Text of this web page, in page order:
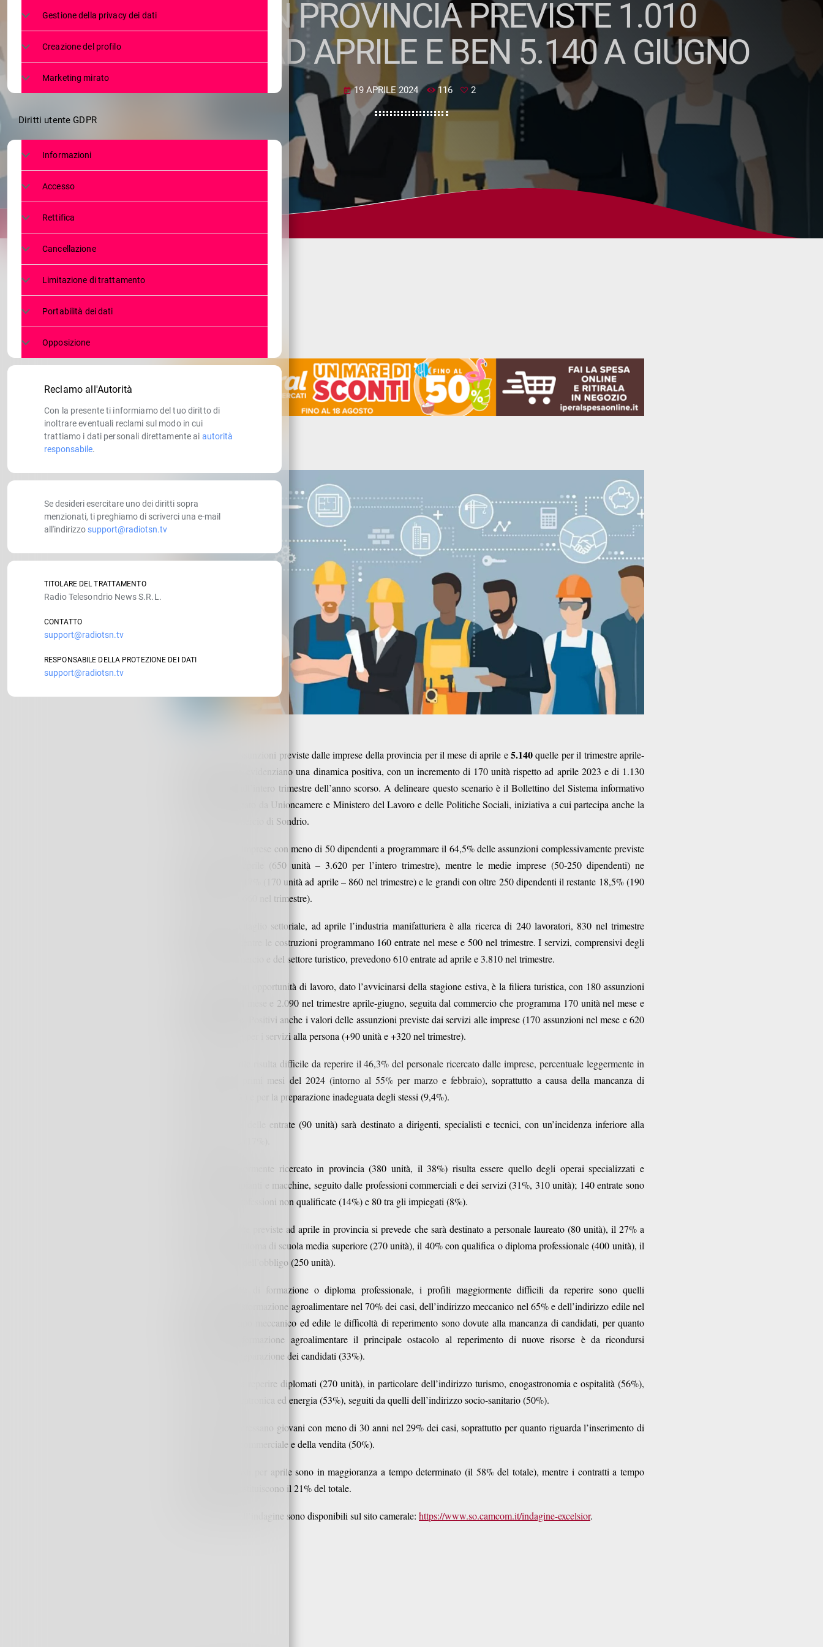
LAVORO, IN PROVINCIA PREVISTE 1.010
ASSUNZIONI AD APRILE E BEN 5.140 A GIUGNO
today 19 APRILE 2024 116 2
le assunzioni previste dalle imprese della provincia per il mese di aprile e5.140quelle per il trimestre aprile-
giugno. Tali dati evidenziano una dinamica positiva, con un incremento di 170 unità rispetto ad aprile 2023 e di 1.130
con riferimento all’intero trimestre dell’anno scorso. A delineare questo scenario è il Bollettino del Sistema informativo
Excelsior, realizzato da Unioncamere e Ministero del Lavoro e delle Politiche Sociali, iniziativa a cui partecipa anche la
Camera di commercio di Sondrio.
Sono le piccole imprese con meno di 50 dipendenti a programmare il 64,5% delle assunzioni complessivamente previste
per il mese di aprile (650 unità – 3.620 per l’intero trimestre), mentre le medie imprese (50-250 dipendenti) ne
programmano il 17% (170 unità ad aprile – 860 nel trimestre) e le grandi con oltre 250 dipendenti il restante 18,5% (190
unità ad aprile e 660 nel trimestre).
Entrando nel dettaglio settoriale, ad aprile l’industria manifatturiera è alla ricerca di 240 lavoratori, 830 nel trimestre
aprile-giugno, mentre le costruzioni programmano 160 entrate nel mese e 500 nel trimestre. I servizi, comprensivi degli
addetti del commercio e del settore turistico, prevedono 610 entrate ad aprile e 3.810 nel trimestre.
A creare maggiori opportunità di lavoro, dato l’avvicinarsi della stagione estiva, è la filiera turistica, con 180 assunzioni
programmate nel mese e 2.090 nel trimestre aprile-giugno, seguita dal commercio che programma 170 unità nel mese e
780 nel trimestre. Positivi anche i valori delle assunzioni previste dai servizi alle imprese (170 assunzioni nel mese e 620
per il trimestre) e per i servizi alla persona (+90 unità e +320 nel trimestre).
Nel mese di aprile risulta difficile da reperire il 46,3% del personale ricercato dalle imprese, percentuale leggermente in
calo rispetto ai primi mesi del 2024 (intorno al 55% per marzo e febbraio), soprattutto a causa della mancanza di
candidati (32,6%) e per la preparazione inadeguata degli stessi (9,4%).
Ad aprile, il 9% delle entrate (90 unità) sarà destinato a dirigenti, specialisti e tecnici, con un’incidenza inferiore alla
Il profilo maggiormente ricercato in provincia (380 unità, il 38%) risulta essere quello degli operai specializzati e
conduttori di impianti e macchine, seguito dalle professioni commerciali e dei servizi (31%, 310 unità); 140 entrate sono
previste per le professioni non qualificate (14%) e 80 tra gli impiegati (8%).
L’8% delle entrate previste ad aprile in provincia si prevede che sarà destinato a personale laureato (80 unità), il 27% a
personale con diploma di scuola media superiore (270 unità), il 40% con qualifica o diploma professionale (400 unità), il
25% con scuola dell’obbligo (250 unità).
Tra le qualifiche di formazione o diploma professionale, i profili maggiormente difficili da reperire sono quelli
dell’indirizzo trasformazione agroalimentare nel 70% dei casi, dell’indirizzo meccanico nel 65% e dell’indirizzo edile nel
63%. Se in campo meccanico ed edile le difficoltà di reperimento sono dovute alla mancanza di candidati, per quanto
riguarda la trasformazione agroalimentare il principale ostacolo al reperimento di nuove risorse è da ricondursi
all’inadeguata preparazione dei candidati (33%).
Si fatica inoltre a reperire diplomati (270 unità), in particolare dell’indirizzo turismo, enogastronomia e ospitalità (56%),
meccanica, meccatronica ed energia (53%), seguiti da quelli dell’indirizzo socio-sanitario (50%).
Alle imprese interessano giovani con meno di 30 anni nel 29% dei casi, soprattutto per quanto riguarda l’inserimento di
figure nell’area commerciale e della vendita (50%).
I contratti proposti per aprile sono in maggioranza a tempo determinato (il 58% del totale), mentre i contratti a tempo
indeterminato costituiscono il 21% del totale.
Tutti i risultati dell’indagine sono disponibili sul sito camerale: https://www.so.camcom.it/indagine-excelsior.
Gestione della privacy dei dati
Creazione del profilo
Marketing mirato
Diritti utente GDPR
Informazioni
Accesso
Rettifica
Cancellazione
Limitazione di trattamento
Portabilità dei dati
Opposizione
Reclamo all'Autorità
Con la presente ti informiamo del tuo diritto di
inoltrare eventuali reclami sul modo in cui
trattiamo i dati personali direttamente ai autorità
responsabile.
Se desideri esercitare uno dei diritti sopra
menzionati, ti preghiamo di scriverci una e-mail
all'indirizzo support@radiotsn.tv
TITOLARE DEL TRATTAMENTO
Radio Telesondrio News S.R.L.
CONTATTO
support@radiotsn.tv
RESPONSABILE DELLA PROTEZIONE DEI DATI
support@radiotsn.tv